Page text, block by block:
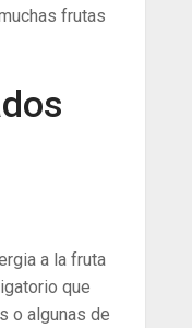
frutas
a la fruta
que
o algunas de